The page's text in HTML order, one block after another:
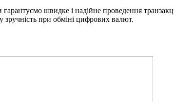
швидке і надійне проведення
зручність при обміні цифрових валют.